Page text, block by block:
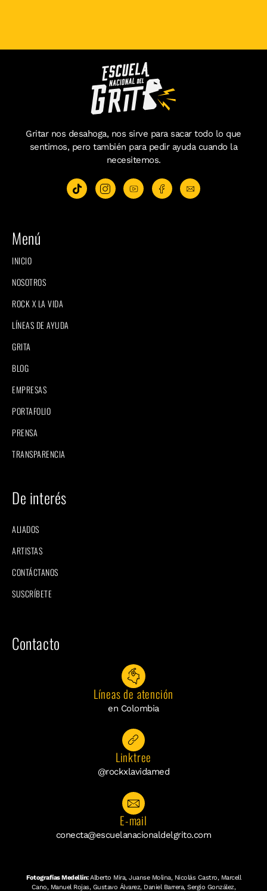
Gritar nos desahoga, nos sirve para sacar todo lo que
sentimos, pero también para pedir ayuda cuando la
necesitemos.
Menú
INICIO
NOSOTROS
ROCK X LA VIDA
LÍNEAS DE AYUDA
GRITA
BLOG
EMPRESAS
PORTAFOLIO
PRENSA
TRANSPARENCIA
De interés
ALIADOS
ARTISTAS
CONTÁCTANOS
SUSCRÍBETE
Contacto
Líneas de atención
en Colombia
Linktree
@rockxlavidamed
E-mail
conecta@escuelanacionaldelgrito.com
Fotografías Medellín:Alberto Mira, Juanse Molina, Nicolás Castro, Marcell
Cano, Manuel Rojas, Gustavo Álvarez, Daniel Barrera, Sergio González,